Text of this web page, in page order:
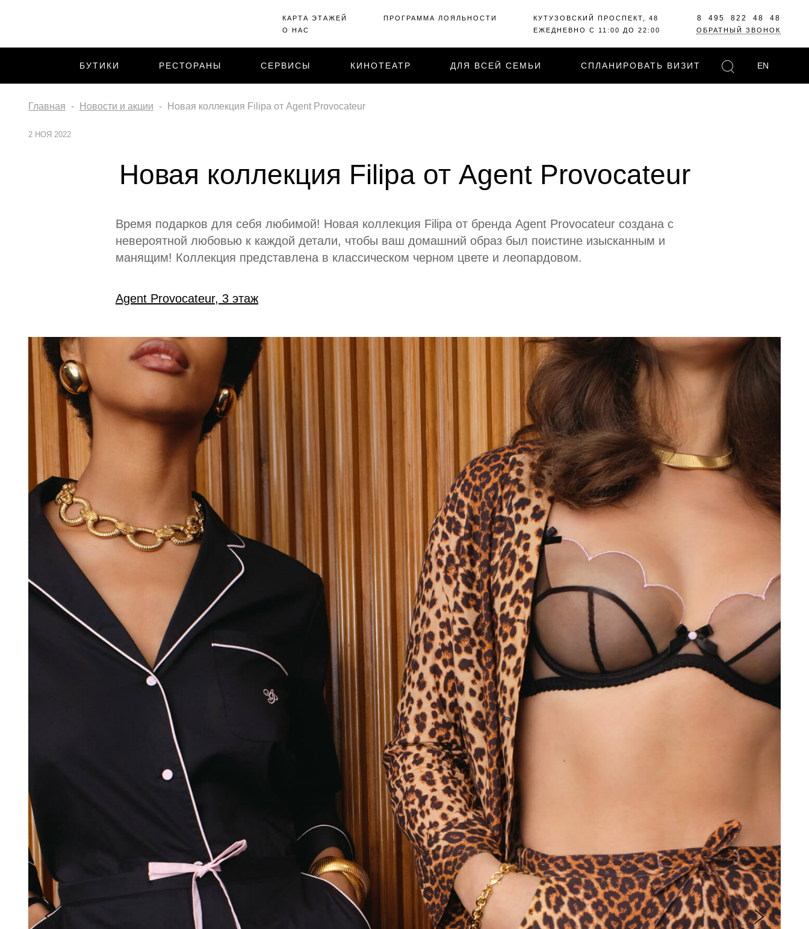
КАРТА ЭТАЖЕЙ
О НАС
ПРОГРАММА ЛОЯЛЬНОСТИ
КУТУЗОВСКИЙ ПРОСПЕКТ, 48
ЕЖЕДНЕВНО С 11:00 ДО 22:00
8 495 822 48 48
ОБРАТНЫЙ ЗВОНОК
БУТИКИ РЕСТОРАНЫ СЕРВИСЫ КИНОТЕАТР ДЛЯ ВСЕЙ СЕМЬИ СПЛАНИРОВАТЬ ВИЗИТ EN
Главная Новости и акции Новая коллекция Filipa от Agent Provocateur
2 НОЯ 2022
Новая коллекция Filipa от Agent Provocateur
Время подарков для себя любимой! Новая коллекция Filipa от бренда Agent Provocateur создана с
невероятной любовью к каждой детали, чтобы ваш домашний образ был поистине изысканным и
манящим! Коллекция представлена в классическом черном цвете и леопардовом.
Agent Provocateur, 3 этаж